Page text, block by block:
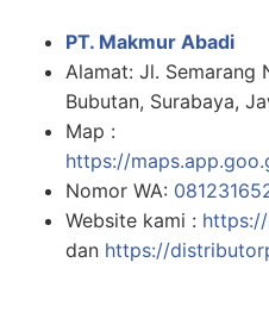
PT. Makmur Abadi
Alamat: Jl. Semarang
Bubutan, Surabaya,
Map :
https://
Nomor WA:
Website kami :
dan https://